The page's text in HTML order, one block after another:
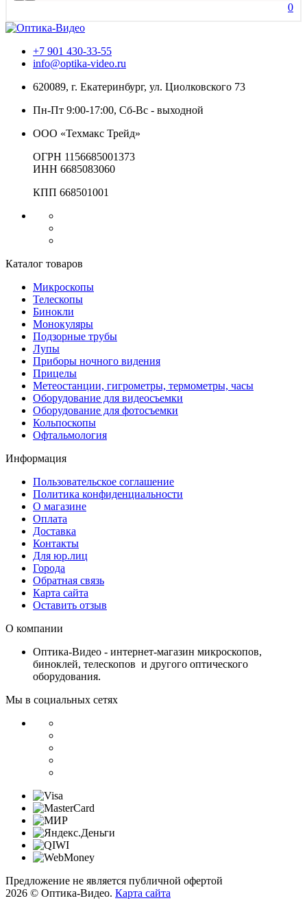
0
+7 901 430-33-55
info@optika-video.ru
620089, г. Екатеринбург, ул. Циолковского 73
Пн-Пт 9:00-17:00, Сб-Вс - выходной
ООО «Техмакс Трейд»
ОГРН 1156685001373
ИНН 6685083060
КПП 668501001
Каталог товаров
Микроскопы
Телескопы
Бинокли
Монокуляры
Подзорные трубы
Лупы
Приборы ночного видения
Прицелы
Метеостанции, гигрометры, термометры, часы
Оборудование для видеосъемки
Оборудование для фотосъемки
Кольпоскопы
Офтальмология
Информация
Пользовательское соглашение
Политика конфиденциальности
О магазине
Оплата
Доставка
Контакты
Для юр.лиц
Города
Обратная связь
Карта сайта
Оставить отзыв
О компании
Оптика-Видео - интернет-магазин микроскопов,
биноклей, телескопов и другого оптического
оборудования.
Мы в социальных сетях
Предложение не является публичной офертой
2026 © Оптика-Видео. Карта сайта